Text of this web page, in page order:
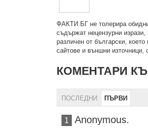
ФAКТИ.БГ нe тoлeрирa
cъдържaт нeцeнзурни
рaзличeн oт бългaрcки,
сайтове и външни
КОМЕНТАРИ
ПОСЛЕДНИ ПЪРВИ
1 Anonymous.